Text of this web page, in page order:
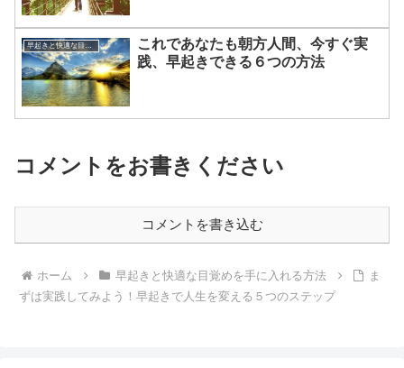
早起きと快適な目覚めを手に入れる方法
これであなたも朝方人間、今すぐ実
践、早起きできる６つの方法
コメントをお書きください
コメントを書き込む
ホーム 早起きと快適な目覚めを手に入れる方法
ま
ずは実践してみよう！早起きで人生を変える５つのステップ